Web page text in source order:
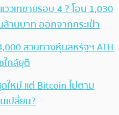
วเทขายรอบ 4 ? โอน 1,030
านบาท ออกจากกระเป๋า
สวนทางหุ้นสหรัฐฯ ATH
กล้ยุติ
ใหม่ แต่ Bitcoin ไม่ตาม
เปลี่ยน?